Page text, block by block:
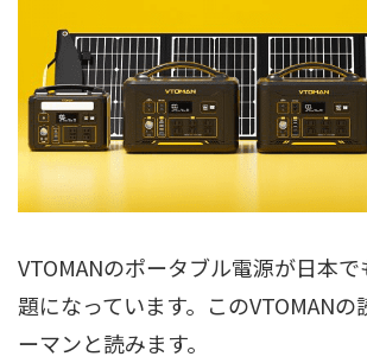
VTOMANのポータブル電源が日本
題になっています。このVTOMANの
ーマンと読みます。